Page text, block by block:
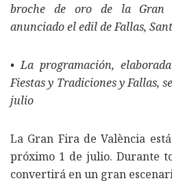
broche de oro de la Gran
anunciado el edil de Fallas,
• La programación,
Fiestas y Tradiciones y Fallas,
julio
La Gran Fira de València
próximo 1 de julio. Durante
convertirá en un gran